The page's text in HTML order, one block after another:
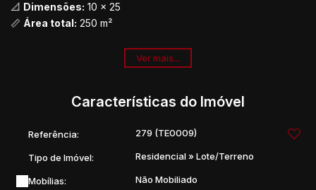
📐 Dimensões: 10 x 25
📏 Área total: 250 m²
Excelente opção para quem deseja construir ou investir
em uma região em crescimento.
Ver mais...
Características do Imóvel
Referência: 279 (TE0009)
Tipo de Imóvel: Residencial» Lote/Terreno
Mobílias: Não Mobiliado